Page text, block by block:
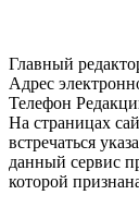
Главный
Адрес
Телефон
На страницах
встречаться
данный сервис
которой